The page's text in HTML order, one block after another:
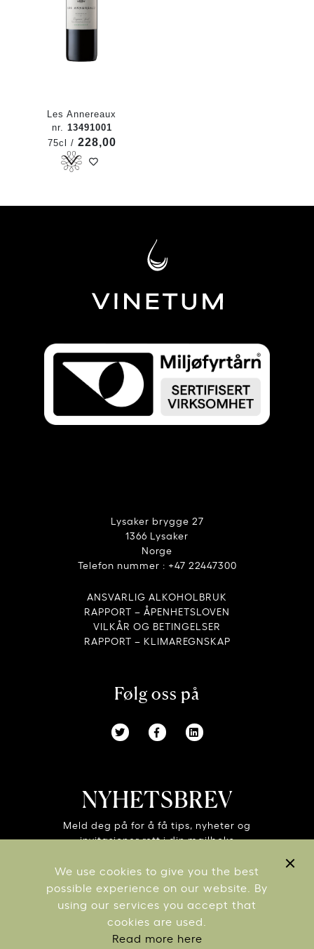
We use cookies to give you the best
possible experience on our website. By
using our services you accept that
cookies are used.
Read more here
Les Annereaux
nr. 13491001
75cl / 228,00
Lysaker brygge 27
1366 Lysaker
Norge
Telefon nummer : +47 22447300
ANSVARLIG ALKOHOLBRUK
RAPPORT – ÅPENHETSLOVEN
VILKÅR OG BETINGELSER
RAPPORT – KLIMAREGNSKAP
Følg oss på
NYHETSBREV
Meld deg på for å få tips, nyheter og
invitasjoner rett i din mailboks